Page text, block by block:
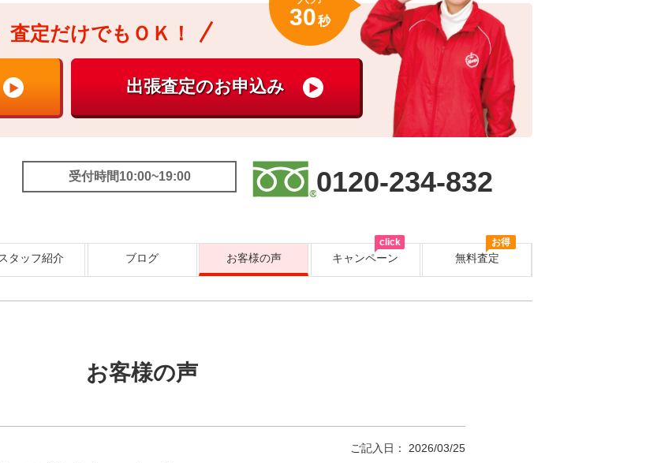
査定だけでもＯＫ！
30秒
受付時間10:00~19:00 0120-234-832
スタッフ紹介 ブログ お客様の声 キャンペーン
お得
無料査定
click
お客様の声
ご記入日： 2026/03/25